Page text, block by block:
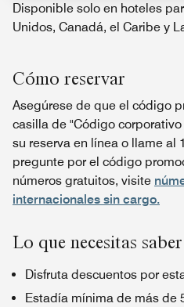
Disponible solo en hoteles
Unidos, Canadá, el Caribe y
Cómo reservar
Asegúrese de que el código
casilla de "Código
su reserva en línea o llame al
pregunte por el código
números gratuitos, visite
internacionales sin cargo.
Lo que necesitas saber
Disfruta descuentos por
Estadía mínima de más de